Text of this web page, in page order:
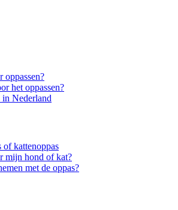
oppassen?
het oppassen?
in Nederland
of kattenoppas
mijn hond of kat?
met de oppas?